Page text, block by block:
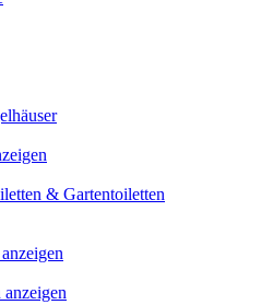
& Gartentoiletten